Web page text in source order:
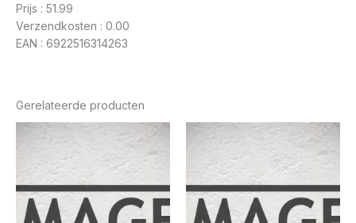
Prijs : 51.99
Verzendkosten : 0.00
EAN : 6922516314263
Gerelateerde producten